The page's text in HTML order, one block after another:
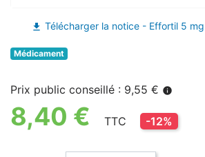
file_download Télécharger la notice - Effortil 5
Médicament
Prix public conseillé : 9,55 € info
8,40 € TTC -12%